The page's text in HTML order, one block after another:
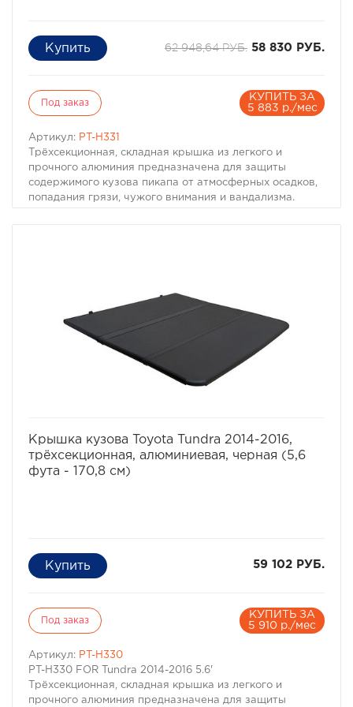
62 948,64 РУБ. 58 830 РУБ.
Под заказ
КУПИТЬ ЗА
5 883 р./мес
Артикул: PT-H331
Трёхсекционная, складная крышка из легкого и
прочного алюминия предназначена для защиты
содержимого кузова пикапа от атмосферных осадков,
попадания грязи, чужого внимания и вандализма.
Крышка кузова Toyota Tundra 2014-2016,
трёхсекционная, алюминиевая, черная (5,6
фута - 170,8 см)
59 102 РУБ.
Под заказ
КУПИТЬ ЗА
5 910 р./мес
Артикул: PT-H330
PT-H330 FOR Tundra 2014-2016 5.6'
Трёхсекционная, складная крышка из легкого и
прочного алюминия предназначена для защиты